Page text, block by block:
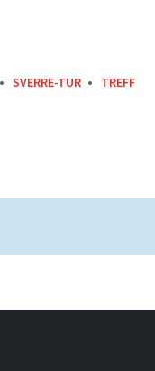
SVERRE-TUR TREFF